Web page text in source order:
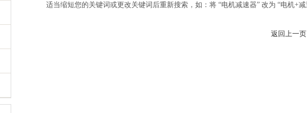
适当缩短您的关键词或更改关键词后重新搜索，如：将 “电机减速器” 改为 “电机+减
返回上一页